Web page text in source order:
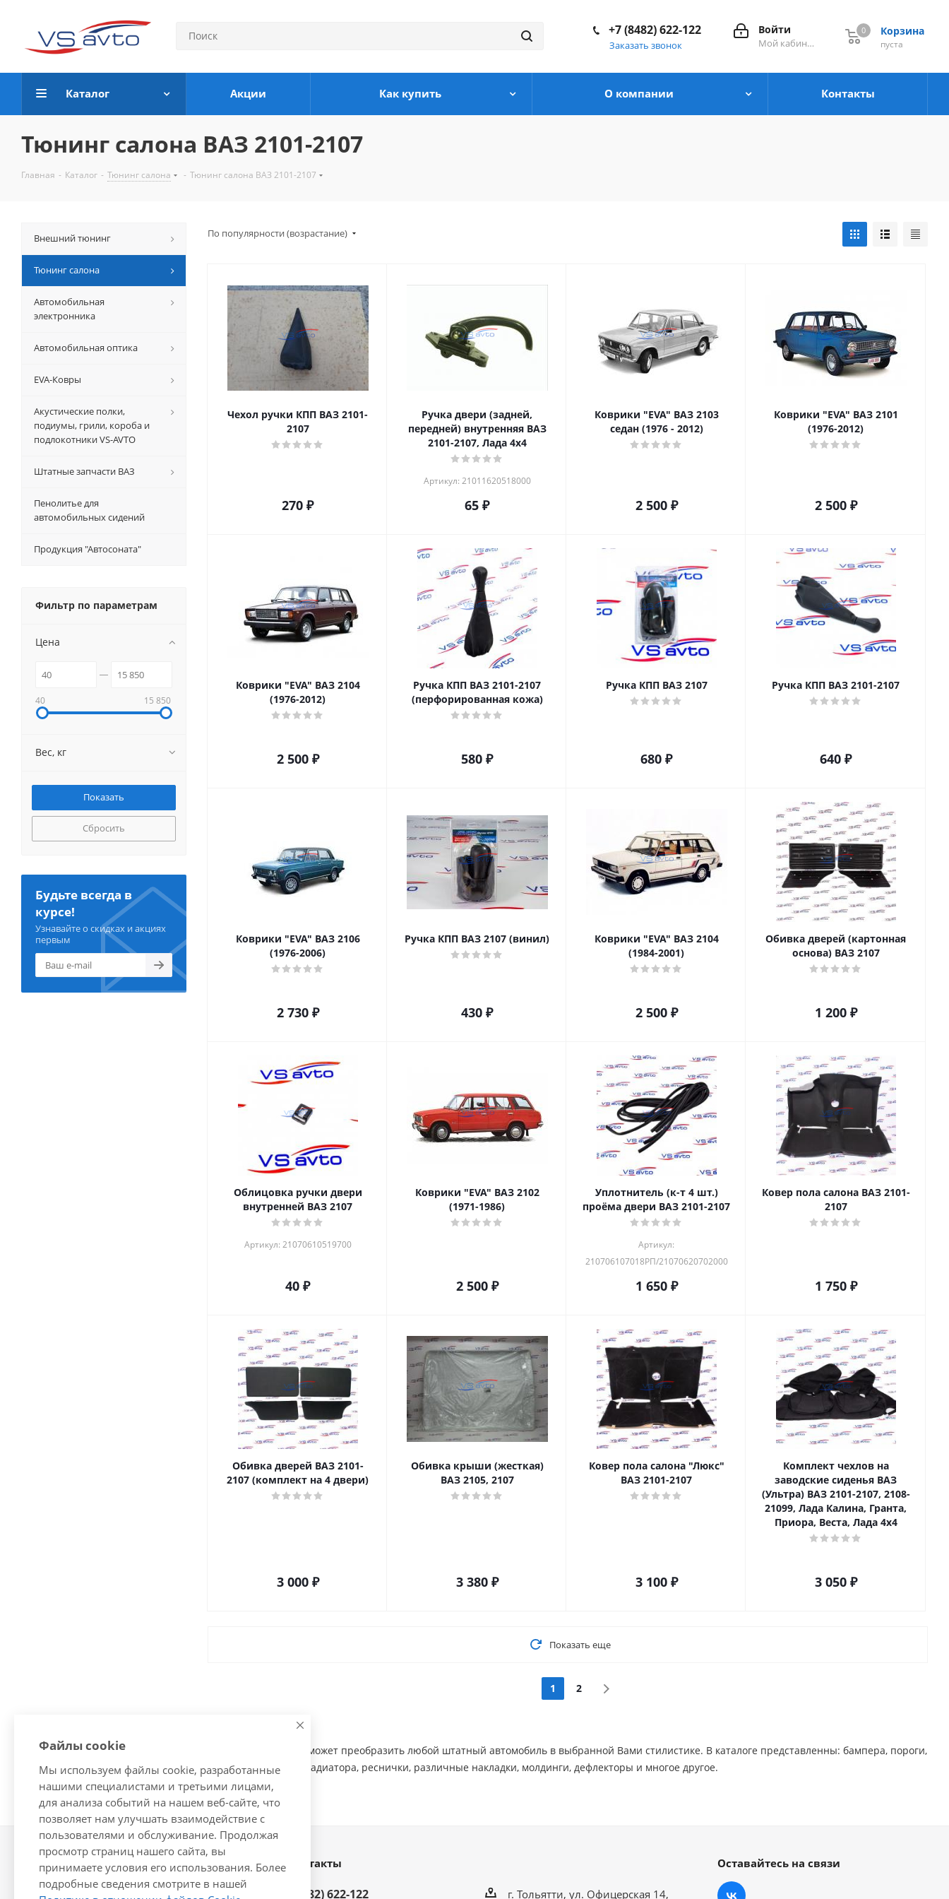
Корзина
0
пуста
0
Войти
Мой кабинет
+7 (8482) 622-122
Заказать звонок
Каталог Акции Как купить О компании Контакты
Тюнинг салона ВАЗ 2101-2107
Главная - Каталог - Тюнинг салона - Тюнинг салона ВАЗ 2101-2107
По популярности (возрастание)
Чехол ручки КПП ВАЗ 2101-
2107
270 ₽
Ручка двери (задней,
передней) внутренняя ВАЗ
2101-2107, Лада 4х4
Артикул: 21011620518000
65 ₽
Коврики "EVA" ВАЗ 2103
седан (1976 - 2012)
2 500₽
Коврики "EVA" ВАЗ 2101
(1976-2012)
2 500₽
Коврики "EVA" ВАЗ 2104
(1976-2012)
2 500₽
Ручка КПП ВАЗ 2101-2107
(перфорированная кожа)
580 ₽
Ручка КПП ВАЗ 2107
680 ₽
Ручка КПП ВАЗ 2101-2107
640 ₽
Коврики "EVA" ВАЗ 2106
(1976-2006)
2 730₽
Ручка КПП ВАЗ 2107 (винил)
430 ₽
Коврики "EVA" ВАЗ 2104
(1984-2001)
2 500₽
Обивка дверей (картонная
основа) ВАЗ 2107
1 200₽
Облицовка ручки двери
внутренней ВАЗ 2107
Артикул: 21070610519700
40 ₽
Коврики "EVA" ВАЗ 2102
(1971-1986)
2 500₽
Уплотнитель (к-т 4 шт.)
проёма двери ВАЗ 2101-2107
Артикул:
210706107018РП/21070620702000
1 650₽
Ковер пола салона ВАЗ 2101-
2107
1 750₽
Обивка дверей ВАЗ 2101-
2107 (комплект на 4 двери)
3 000₽
Обивка крыши (жесткая)
ВАЗ 2105, 2107
3 380₽
Ковер пола салона "Люкс"
ВАЗ 2101-2107
3 100₽
Комплект чехлов на
заводские сиденья ВАЗ
(Ультра) ВАЗ 2101-2107, 2108-
21099, Лада Калина, Гранта,
Приора, Веста, Лада 4х4
3 050₽
Показать еще
1 2
Внешний тюнинг поможет преобразить любой штатный автомобиль в выбранной Вами стилистике. В каталоге представленны: бампера, пороги,
спойлера, решетки радиатора, реснички, различные накладки, молдинги, дефлекторы и многое другое. ​
Внешний тюнинг
Тюнинг салона
Автомобильная
электронника
Автомобильная оптика
EVA-Ковры
Акустические полки,
подиумы, грили, короба и
подлокотники VS-AVTO
Штатные запчасти ВАЗ
Пенолитье для
автомобильных сидений
Продукция "Автосоната"
Фильтр по параметрам
Цена
40 15 850
Вес, кг
Сбросить
Будьте всегда в
курсе!
Узнавайте о скидках и акциях
первым
2026 © Интернет-магазин
автозапчастей - www.vsavto.com.
Наши контакты
+7 (8482) 622-122 г. Тольятти, ул. Офицерская 14,
Оставайтесь на связи
Файлы cookie
Мы используем файлы cookie, разработанные
нашими специалистами и третьими лицами,
для анализа событий на нашем веб-сайте, что
позволяет нам улучшать взаимодействие с
пользователями и обслуживание. Продолжая
просмотр страниц нашего сайта, вы
принимаете условия его использования. Более
подробные сведения смотрите в нашей